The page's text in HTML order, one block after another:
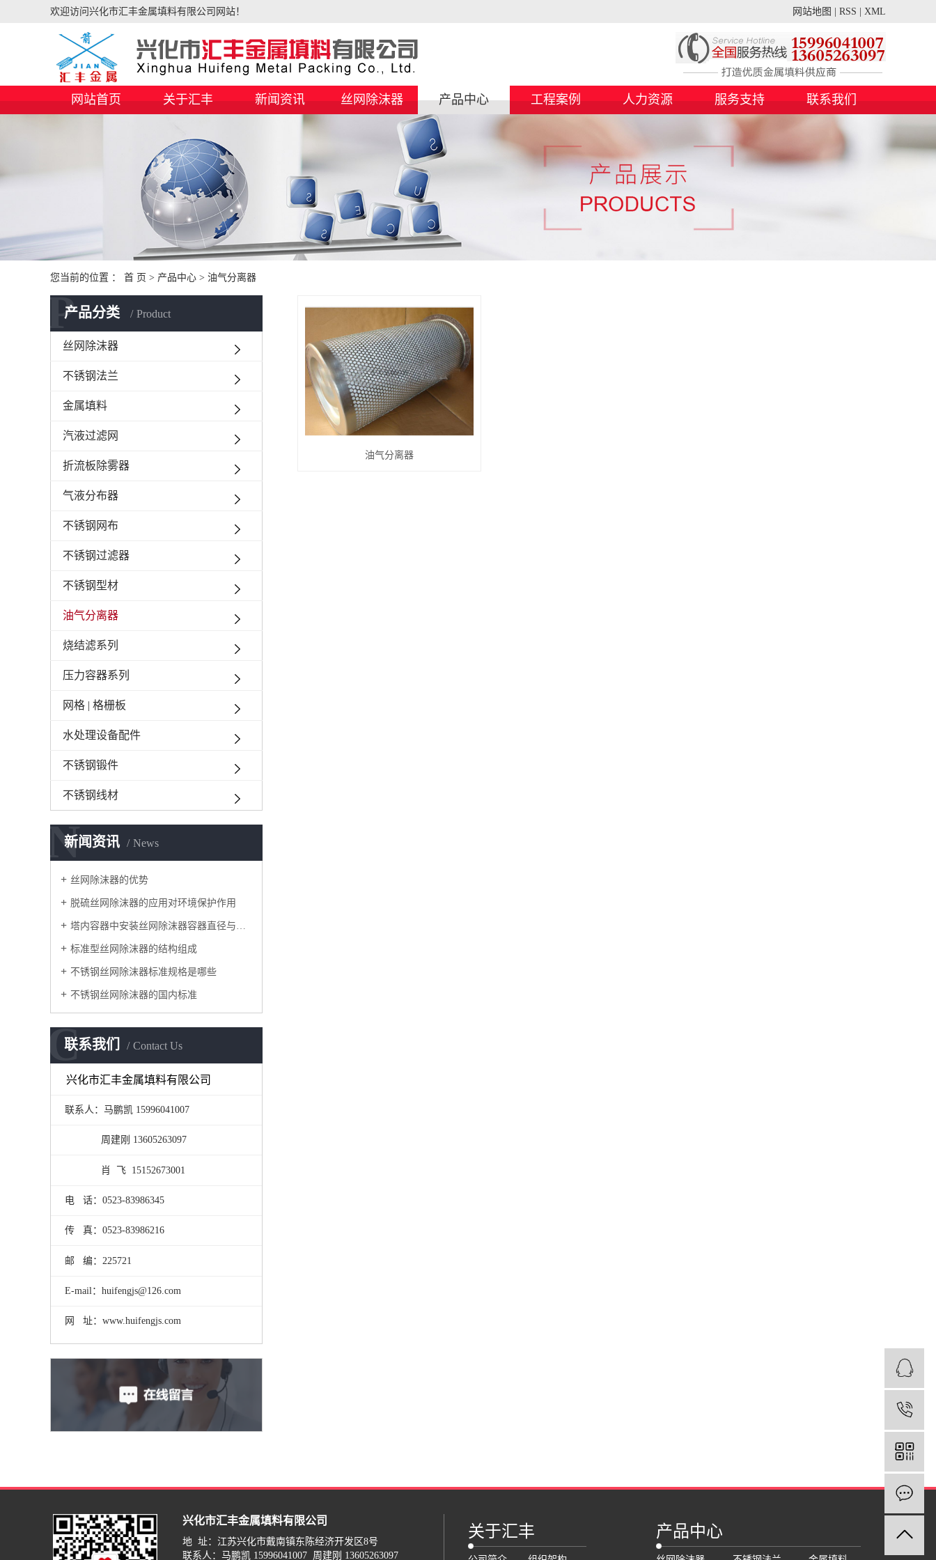
欢迎访问兴化市汇丰金属填料有限公司网站！ 网站地图 RSS XML
网站首页 关于汇丰 新闻资讯 丝网除沫器 产品中心 工程案例 人力资源 服务支持 联系我们
您当前的位置 ： 首 页 > 产品中心 > 油气分离器
产品分类 Product
P
丝网除沫器
不锈钢法兰
金属填料
汽液过滤网
折流板除雾器
气液分布器
不锈钢网布
不锈钢过滤器
不锈钢型材
油气分离器
烧结滤系列
压力容器系列
网格 | 格栅板
水处理设备配件
不锈钢锻件
不锈钢线材
新闻资讯 News
N
丝网除沫器的优势
脱硫丝网除沫器的应用对环境保护作用
塔内容器中安装丝网除沫器容器直径与人孔直径的关系
标准型丝网除沫器的结构组成
不锈钢丝网除沫器标准规格是哪些
不锈钢丝网除沫器的国内标准
联系我们 Contact Us
C
兴化市汇丰金属填料有限公司
联系人：马鹏凯 15996041007
周建刚 13605263097
肖 飞 15152673001
电 话：0523-83986345
传 真：0523-83986216
邮 编：225721
E-mail：huifengjs@126.com
网 址：www.huifengjs.com
油气分离器
兴化市汇丰金属填料有限公司
地 址：江苏兴化市戴南镇东陈经济开发区8号
联系人：马鹏凯 15996041007 周建刚 13605263097
关于汇丰 产品中心